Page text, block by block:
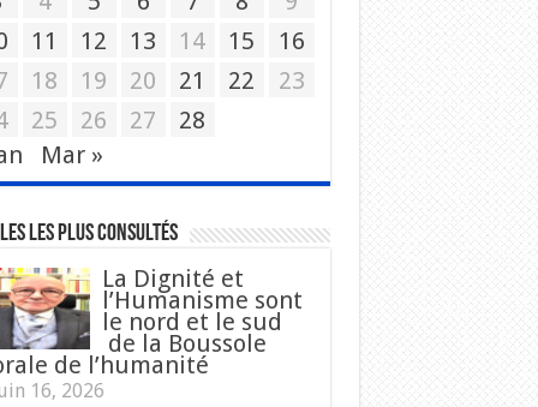
11 12 13 14 15
16
18 19 20 21 22
23
25 26 27
28
Mar »
les plus consultés
La Dignité et
l’Humanisme sont
le nord et le sud
de la Boussole
de l’humanité
16, 2026